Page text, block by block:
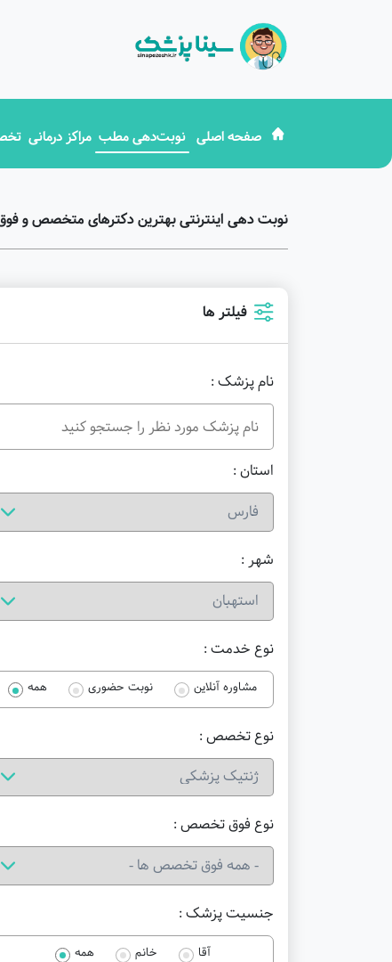
صفحه اصلی نوبت‌دهی مطب مراکز درمانی
نوبت دهی اینترنتی بهترین دکترهای متخصص و
فیلتر ها
نام پزشک :
استان :
شهر :
نوع خدمت :
مشاوره آنلاین نوبت حضوری همه
نوع تخصص :
نوع فوق تخصص :
جنسیت پزشک :
آقا خانم همه